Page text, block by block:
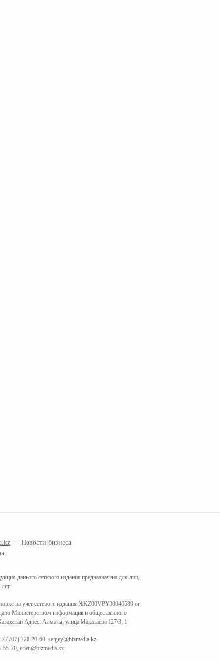
— Новости бизнеса
данного сетевого издания предназначена для лиц,
лет
на учет сетевого издания №KZ00VPY00046589 от
Министерством информации и общественного
Адрес: Алматы, улица Макатаева 127/3, 1
(707) 720-20-60, sergey@bizmedia.kz
55-70, erlen@bizmedia.kz